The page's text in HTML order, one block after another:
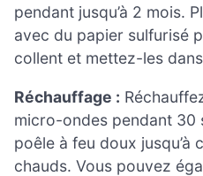
pendant jusqu’à 2 mois.
avec du papier sulfurisé
collent et mettez-les
Réchauffage :
micro-ondes pendant 30
poêle à feu doux jusqu’à
chauds. Vous pouvez